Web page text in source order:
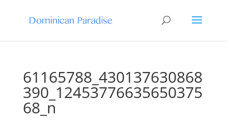
61165788_430137630868
390_12453776635650375
68_n